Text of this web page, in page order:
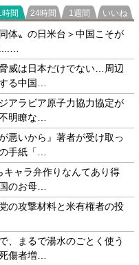
ランキング
時間 24時間 1週間 いいね
体〟の日米台＞中国こそが
威は日本だけでない…周辺
る中国…
アラビア原子力協力協定が
明瞭な…
悪いから』著者が受け取っ
手紙「…
キャラ弁作りなんてあり得
のお母…
の攻撃材料と米有権者の投
、まるで湯水のごとく使う
傷者増…